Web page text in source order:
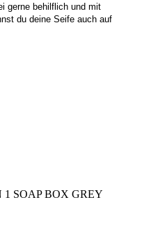
gerne behilflich und mit
du deine Seife auch auf